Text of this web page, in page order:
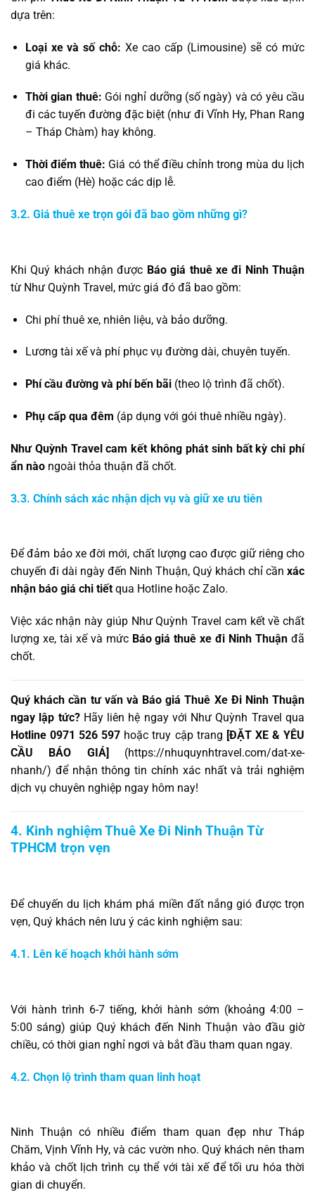
dựa trên:
Loại xe và số chỗ: Xe cao cấp (Limousine) sẽ có mức
giá khác.
Thời gian thuê: Gói nghỉ dưỡng (số ngày) và có yêu cầu
đi các tuyến đường đặc biệt (như đi Vĩnh Hy, Phan Rang
– Tháp Chàm) hay không.
Thời điểm thuê: Giá có thể điều chỉnh trong mùa du lịch
cao điểm (Hè) hoặc các dịp lễ.
3.2. Giá thuê xe trọn gói đã bao gồm những gì?
Khi Quý khách nhận được Báo giá thuê xe đi Ninh Thuận
từ Như Quỳnh Travel, mức giá đó đã bao gồm:
Chi phí thuê xe, nhiên liệu, và bảo dưỡng.
Lương tài xế và phí phục vụ đường dài, chuyên tuyến.
Phí cầu đường và phí bến bãi(theo lộ trình đã chốt).
Phụ cấp qua đêm (áp dụng với gói thuê nhiều ngày).
Như Quỳnh Travel cam kết không phát sinh bất kỳ chi phí
ẩn nào ngoài thỏa thuận đã chốt.
3.3. Chính sách xác nhận dịch vụ và giữ xe ưu tiên
Để đảm bảo xe đời mới, chất lượng cao được giữ riêng cho
chuyến đi dài ngày đến Ninh Thuận, Quý khách chỉ cần xác
nhận báo giá chi tiết qua Hotline hoặc Zalo.
Việc xác nhận này giúp Như Quỳnh Travel cam kết về chất
lượng xe, tài xế và mức Báo giá thuê xe đi Ninh Thuận đã
chốt.
Quý khách cần tư vấn và Báo giá Thuê Xe Đi Ninh Thuận
ngay lập tức?Hãy liên hệ ngay với Như Quỳnh Travel qua
Hotline 0971 526 597 hoặc truy cập trang [ĐẶT XE & YÊU
CẦU BÁO GIÁ] (https://nhuquynhtravel.com/dat-xe-
nhanh/) để nhận thông tin chính xác nhất và trải nghiệm
dịch vụ chuyên nghiệp ngay hôm nay!
4. Kinh nghiệm Thuê Xe Đi Ninh Thuận Từ
TPHCM trọn vẹn
Để chuyến du lịch khám phá miền đất nắng gió được trọn
vẹn, Quý khách nên lưu ý các kinh nghiệm sau:
4.1. Lên kế hoạch khởi hành sớm
Với hành trình 6-7 tiếng, khởi hành sớm (khoảng 4:00 –
5:00 sáng) giúp Quý khách đến Ninh Thuận vào đầu giờ
chiều, có thời gian nghỉ ngơi và bắt đầu tham quan ngay.
4.2. Chọn lộ trình tham quan linh hoạt
Ninh Thuận có nhiều điểm tham quan đẹp như Tháp
Chăm, Vịnh Vĩnh Hy, và các vườn nho. Quý khách nên tham
khảo và chốt lịch trình cụ thể với tài xế để tối ưu hóa thời
gian di chuyển.